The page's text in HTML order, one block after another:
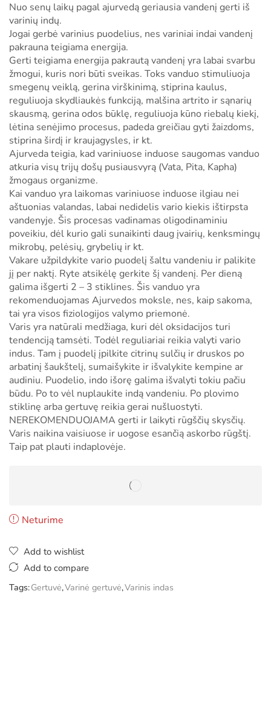
Nuo senų laikų pagal ajurvedą geriausia vandenį gerti iš
varinių indų.
Jogai gerbė varinius puodelius, nes variniai indai vandenį
pakrauna teigiama energija.
Gerti teigiama energija pakrautą vandenį yra labai svarbu
žmogui, kuris nori būti sveikas. Toks vanduo stimuliuoja
smegenų veiklą, gerina virškinimą, stiprina kaulus,
reguliuoja skydliaukės funkciją, malšina artrito ir sąnarių
skausmą, gerina odos būklę, reguliuoja kūno riebalų kiekį,
lėtina senėjimo procesus, padeda greičiau gyti žaizdoms,
stiprina širdį ir kraujagysles, ir kt.
Ajurveda teigia, kad variniuose induose saugomas vanduo
atkuria visų trijų došų pusiausvyrą (Vata, Pita, Kapha)
žmogaus organizme.
Kai vanduo yra laikomas variniuose induose ilgiau nei
aštuonias valandas, labai nedidelis vario kiekis ištirpsta
vandenyje. Šis procesas vadinamas oligodinaminiu
poveikiu, dėl kurio gali sunaikinti daug įvairių, kenksmingų
mikrobų, pelėsių, grybelių ir kt.
Vakare užpildykite vario puodelį šaltu vandeniu ir palikite
jį per naktį. Ryte atsikėlę gerkite šį vandenį. Per dieną
galima išgerti 2 – 3 stiklines. Šis vanduo yra
rekomenduojamas Ajurvedos moksle, nes, kaip sakoma,
tai yra visos fiziologijos valymo priemonė.
Varis yra natūrali medžiaga, kuri dėl oksidacijos turi
tendenciją tamsėti. Todėl reguliariai reikia valyti vario
indus. Tam į puodelį įpilkite citrinų sulčių ir druskos po
arbatinį šaukštelį, sumaišykite ir išvalykite kempine ar
audiniu. Puodelio, indo išorę galima išvalyti tokiu pačiu
būdu. Po to vėl nuplaukite indą vandeniu. Po plovimo
stiklinę arba gertuvę reikia gerai nušluostyti.
NEREKOMENDUOJAMA gerti ir laikyti rūgščių skysčių.
Varis naikina vaisiuose ir uogose esančią askorbo rūgštį.
Taip pat plauti indaplovėje.
Neturime
Add to wishlist
Add to compare
Tags:Gertuvė,Varinė gertuvė,Varinis indas